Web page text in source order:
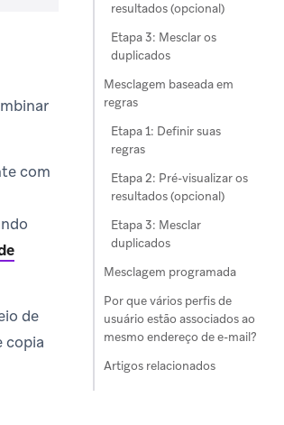
com
de
copia
resultados (opcional)
Etapa 3: Mesclar os
duplicados
Mesclagem baseada em
regras
Etapa 1: Definir suas
regras
Etapa 2: Pré-visualizar os
resultados (opcional)
Etapa 3: Mesclar
duplicados
Mesclagem programada
Por que vários perfis de
usuário estão associados ao
mesmo endereço de e-mail?
Artigos relacionados